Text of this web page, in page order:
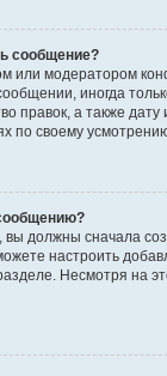
сообщение?
или модератором
иногда
правок, а также
по своему
должны сначала
настроить
Несмотря на